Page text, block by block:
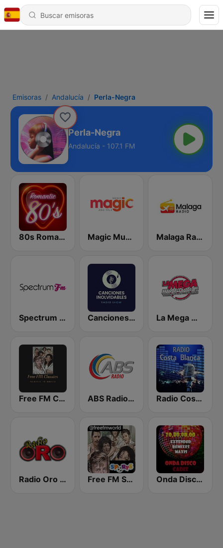
Emisoras Andalucía Perla-Negra
Perla-Negra
Andalucía - 107.1 FM
80s Romantics Radio Magic Music Malaga Radio
Spectrum FM - Marbella Canciones Inolvidables La Mega Marbella
Free FM Classics ABS Radio 620 AM Radio Costa Blanca
Radio Oro - Málaga Free FM Sports Onda Disco Cadiz